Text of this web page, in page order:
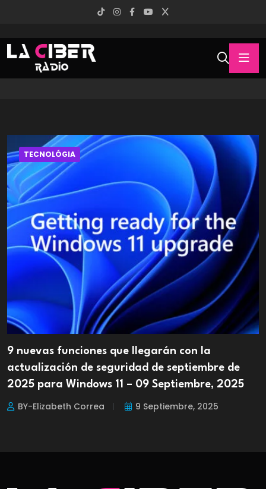
TECNOLÓGIA
9 nuevas funciones que llegarán con la
actualización de seguridad de septiembre de
2025 para Windows 11 – 09 Septiembre, 2025
BY-Elizabeth Correa 9 Septiembre, 2025